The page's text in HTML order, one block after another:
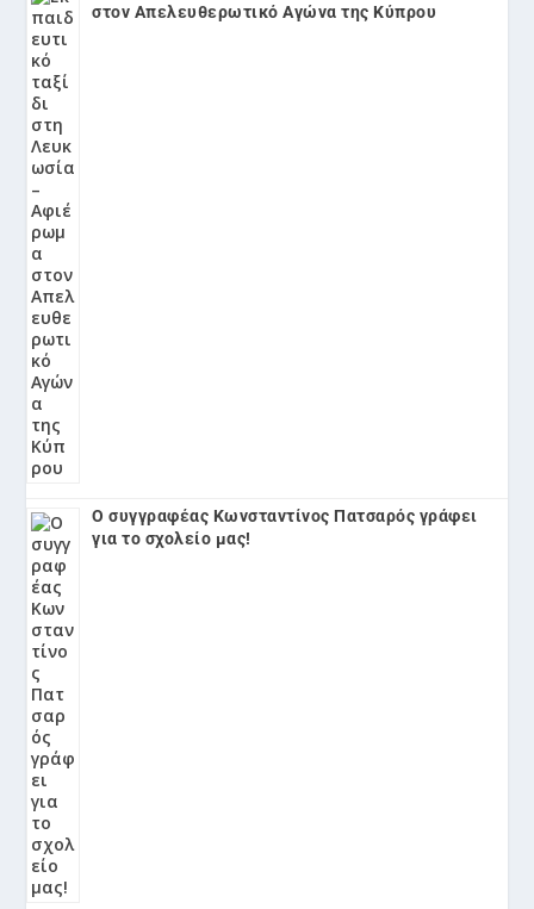
στον Απελευθερωτικό Αγώνα της Κύπρου
Ο συγγραφέας Κωνσταντίνος Πατσαρός γράφει
για το σχολείο μας!